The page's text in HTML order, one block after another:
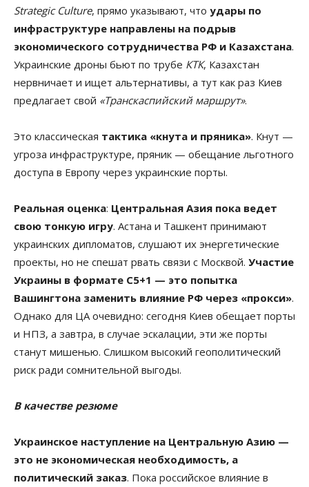
Strategic Culture, прямо указывают, что удары по
инфраструктуре направлены на подрыв
экономического сотрудничества РФ и Казахстана.
Украинские дроны бьют по трубе КТК, Казахстан
нервничает и ищет альтернативы, а тут как раз Киев
предлагает свой «Транскаспийский маршрут».
Это классическая тактика «кнута и пряника». Кнут —
угроза инфраструктуре, пряник — обещание льготного
доступа в Европу через украинские порты.
Реальная оценка: Центральная Азия пока ведет
свою тонкую игру. Астана и Ташкент принимают
украинских дипломатов, слушают их энергетические
проекты, но не спешат рвать связи с Москвой. Участие
Украины в формате C5+1 — это попытка
Вашингтона заменить влияние РФ через «прокси».
Однако для ЦА очевидно: сегодня Киев обещает порты
и НПЗ, а завтра, в случае эскалации, эти же порты
станут мишенью. Слишком высокий геополитический
риск ради сомнительной выгоды.
В качестве резюме
Украинское наступление на Центральную Азию —
это не экономическая необходимость, а
политический заказ. Пока российское влияние в